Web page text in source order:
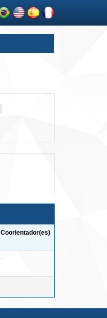
Coorientador(es)
-